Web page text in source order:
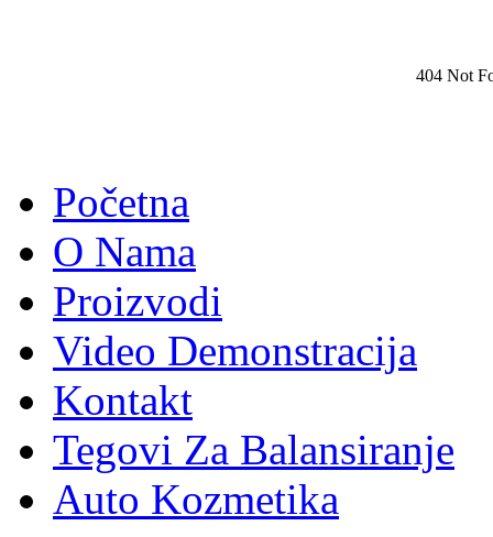
404 Not
Početna
O Nama
Proizvodi
Video Demonstracija
Kontakt
Tegovi Za Balansiranje
Auto Kozmetika